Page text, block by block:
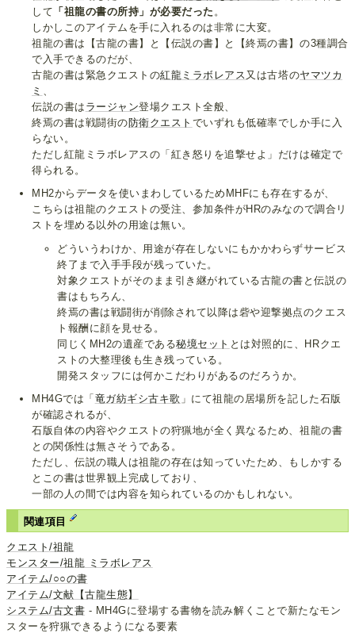
して 「祖龍の書の所持」が必要だった 。
しかしこのアイテムを手に入れるのは非常に大変。
祖龍の書は【古龍の書】と【伝説の書】と【終焉の書】の3種調合
で入手できるのだが、
古龍の書は緊急クエストの紅龍ミラボレアス又は古塔のヤマツカ
ミ 、
伝説の書は ラージャン登場クエスト全般、
終焉の書は戦闘街の防衛クエスト でいずれも低確率でしか手に入
らない。
ただし紅龍ミラボレアスの「紅き怒りを追撃せよ」だけは確定で
得られる。
MH2からデータを使いまわしているためMHFにも存在するが、
こちらは祖龍のクエストの受注、参加条件がHRのみなので調合リ
ストを埋める以外の用途は無い。
どういうわけか、用途が存在しないにもかかわらずサービス
終了まで入手手段が残っていた。
対象クエストがそのまま引き継がれている古龍の書と伝説の
書はもちろん、
終焉の書は戦闘街が削除されて以降は砦や迎撃拠点のクエス
ト報酬に顔を見せる。
同じくMH2の遺産である秘境セット とは対照的に、HRクエ
ストの大整理後も生き残っている。
開発スタッフには何かこだわりがあるのだろうか。
MH4Gでは「竜ガ紡ギシ古キ歌 」にて祖龍の居場所を記した石版
が確認されるが、
石版自体の内容やクエストの狩猟地が全く異なるため、祖龍の書
との関係性は無さそうである。
ただし、伝説の職人は祖龍の存在は知っていたため、もしかする
とこの書は世界観上完成しており、
一部の人の間では内容を知られているのかもしれない。
関連項目
クエスト/祖龍
モンスター/祖龍 ミラボレアス
アイテム/○○の書
アイテム/文献【古龍生態】
システム/古文書 - MH4Gに登場する書物を読み解くことで新たなモン
スターを狩猟できるようになる要素